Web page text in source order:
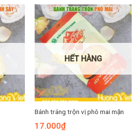
HẾT HÀNG
Bánh tráng trộn vị phô mai mặn
17.000₫